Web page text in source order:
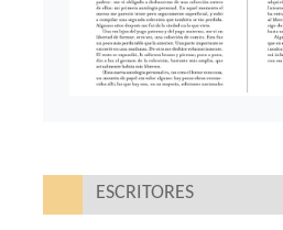
ESCRITORES